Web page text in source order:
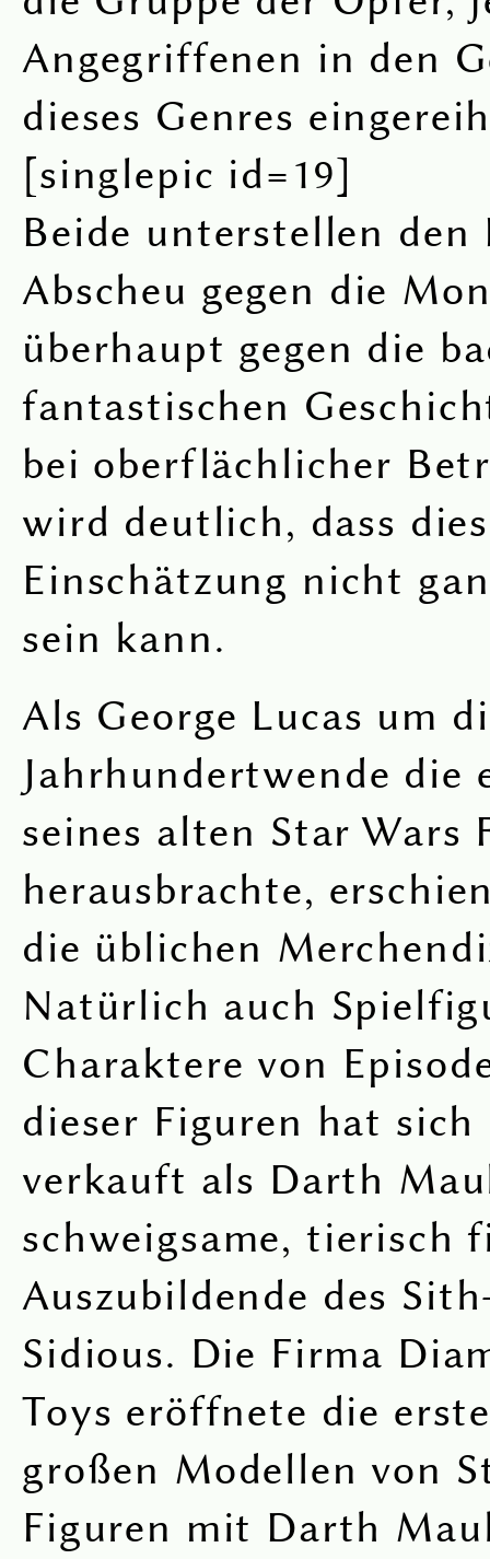
Angegriffenen in den
dieses Genres
[singlepic id=19]
Beide unterstellen den
Abscheu gegen die
überhaupt gegen die
fantastischen
bei oberflächlicher
wird deutlich, dass
Einschätzung nicht
sein kann.
Als George Lucas um
Jahrhundertwende die
seines alten Star Wars
herausbrachte,
die üblichen
Natürlich auch
Charaktere von
dieser Figuren hat sich
verkauft als Darth
schweigsame, tierisch
Auszubildende des
Sidious. Die Firma
Toys eröffnete die
großen Modellen von
Figuren mit Darth